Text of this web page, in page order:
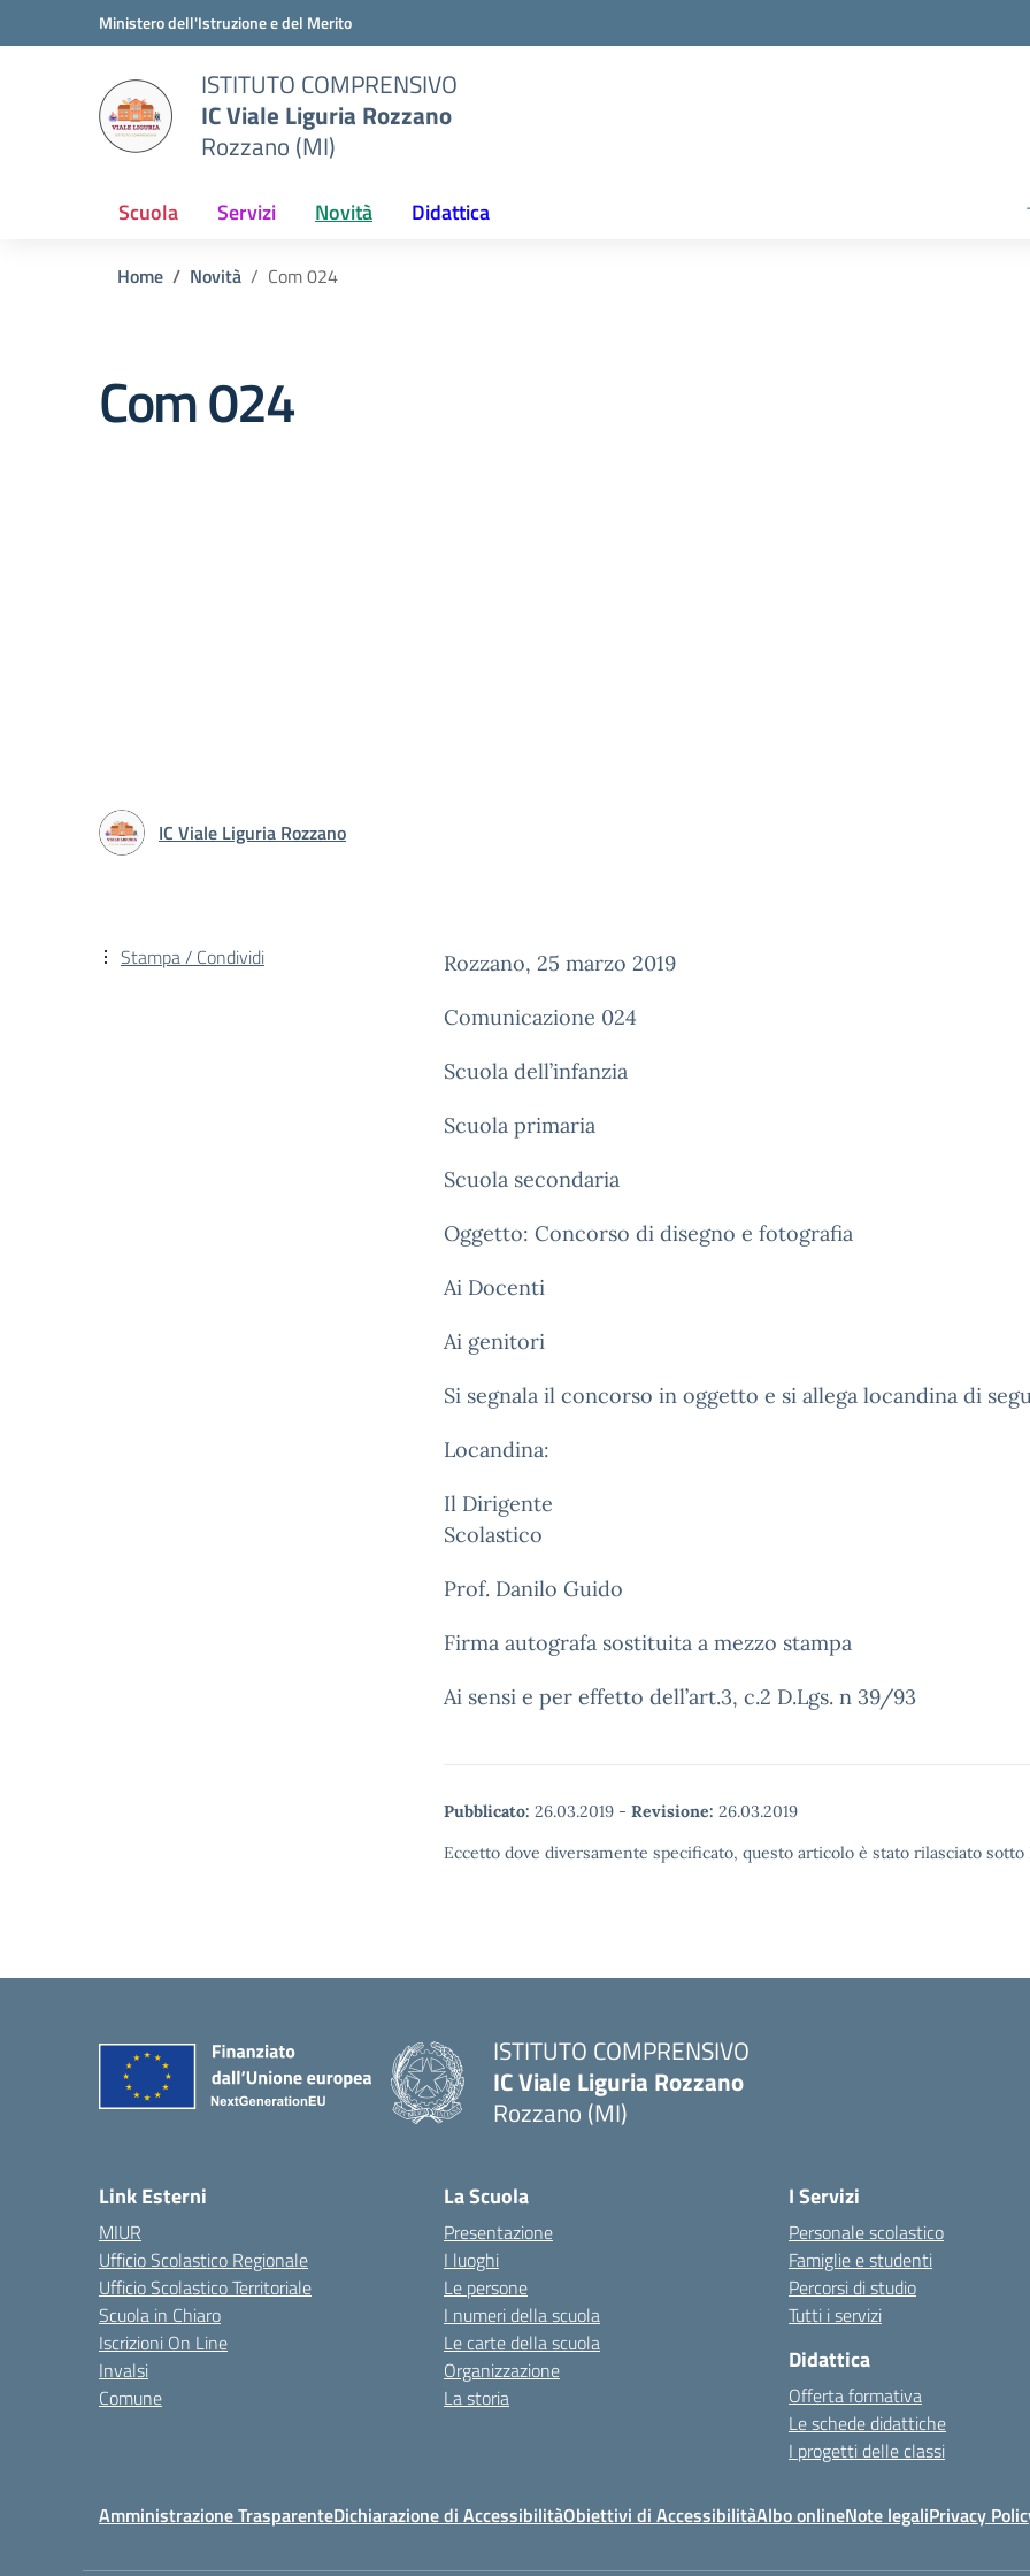
Vai ai contenuti
Vai al menu di navigazioneMinistero dell'Istruzione e del Merito
ISTITUTO COMPRENSIVO
IC Viale Liguria Rozzano
Rozzano (MI)
Scuola Servizi Novità Didattica
Home Novità Com 024
Com 024
IC Viale Liguria Rozzano
Rozzano, 25 marzo 2019
Comunicazione 024
Scuola dell’infanzia
Scuola primaria
Scuola secondaria
Oggetto: Concorso di disegno e fotografia
Ai Docenti
Ai genitori
Si segnala il concorso in oggetto e si allega locandina di
Locandina:
Il Dirigente
Prof. Danilo Guido
Firma autografa sostituita a mezzo stampa
Ai sensi e per effetto dell’art.3, c.2 D.Lgs. n 39/93
Pubblicato: 26.03.2019 - Revisione: 26.03.2019
Eccetto dove diversamente specificato, questo articolo è stato rilasciato
Stampa / Condividi
ISTITUTO COMPRENSIVO
IC Viale Liguria Rozzano
Rozzano (MI)
Link Esterni
MIUR
Ufficio Scolastico Regionale
Ufficio Scolastico Territoriale
Scuola in Chiaro
Iscrizioni On Line
Invalsi
Comune
La Scuola
Presentazione
I luoghi
Le persone
I numeri della scuola
Le carte della scuola
Organizzazione
La storia
I Servizi
Personale scolastico
Famiglie e studenti
Percorsi di studio
Tutti i servizi
Didattica
Offerta formativa
Le schede didattiche
I progetti delle classi
Amministrazione TrasparenteDichiarazione di AccessibilitàObiettivi di AccessibilitàAlbo onlineNote legaliPrivacy